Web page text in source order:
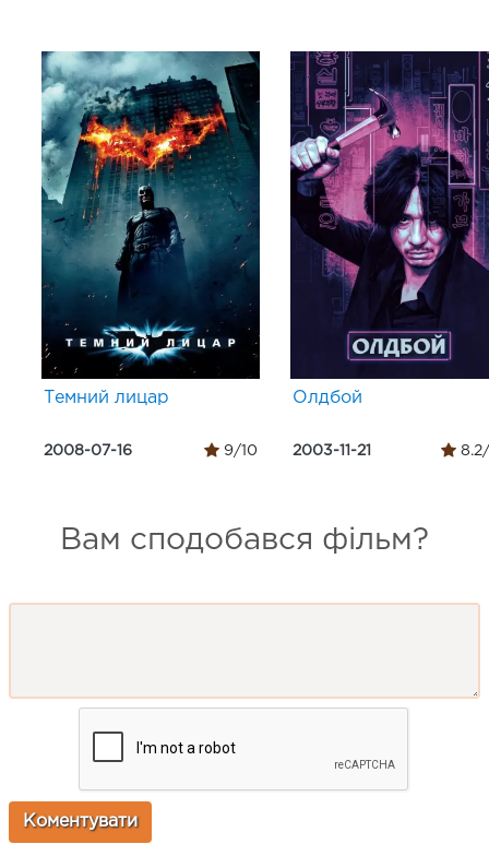
Темний лицар
2008-07-16 9/10
Олдбой
2003-11-21 8.2/
Вам сподобався фільм?